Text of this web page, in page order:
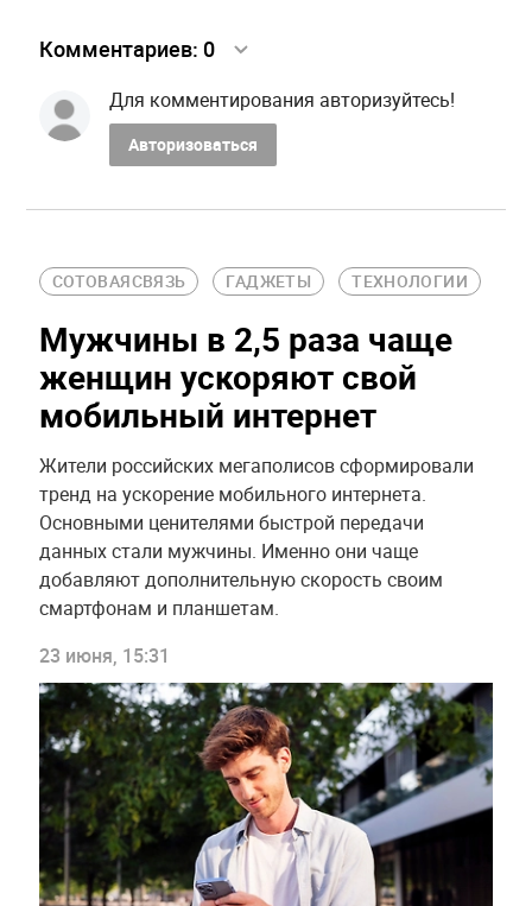
Комментариев: 0
Для комментирования авторизуйтесь!
Авторизоваться
СОТОВАЯСВЯЗЬ ГАДЖЕТЫ ТЕХНОЛОГИИ
Мужчины в 2,5 раза чаще
женщин ускоряют свой
мобильный интернет
Жители российских мегаполисов сформировали
тренд на ускорение мобильного интернета.
Основными ценителями быстрой передачи
данных стали мужчины. Именно они чаще
добавляют дополнительную скорость своим
смартфонам и планшетам.
23 июня, 15:31